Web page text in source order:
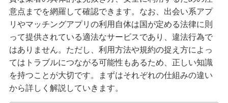
意点までを網羅して確認できます。なお、出会い系アプ
リやマッチングアプリの利用自体は国が定める法律に則
って提供されている適法なサービスであり、違法行為で
はありません。ただし、利用方法や規約の捉え方によっ
てはトラブルにつながる可能性もあるため、正しい知識
を持つことが大切です。まずはそれぞれの仕組みの違い
から詳しく解説していきます。